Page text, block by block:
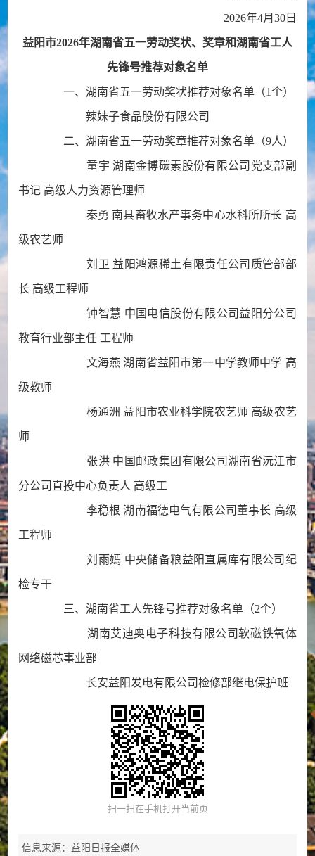
2026年4月30日
益阳市2026年湖南省五一劳动奖状、奖章和湖南省工人
先锋号推荐对象名单
一、湖南省五一劳动奖状推荐对象名单（1个）
辣妹子食品股份有限公司
二、湖南省五一劳动奖章推荐对象名单（9人）
童宇 湖南金博碳素股份有限公司党支部副
书记 高级人力资源管理师
秦勇 南县畜牧水产事务中心水科所所长 高
级农艺师
刘卫 益阳鸿源稀土有限责任公司质管部部
长 高级工程师
钟智慧 中国电信股份有限公司益阳分公司
教育行业部主任 工程师
文海燕 湖南省益阳市第一中学教师中学 高
级教师
杨通洲 益阳市农业科学院农艺师 高级农艺
师
张洪 中国邮政集团有限公司湖南省沅江市
分公司直投中心负责人 高级工
李稳根 湖南福德电气有限公司董事长 高级
工程师
刘雨嫣 中央储备粮益阳直属库有限公司纪
检专干
三、湖南省工人先锋号推荐对象名单（2个）
湖南艾迪奥电子科技有限公司软磁铁氧体
网络磁芯事业部
长安益阳发电有限公司检修部继电保护班
扫一扫在手机打开当前页
信息来源：益阳日报全媒体